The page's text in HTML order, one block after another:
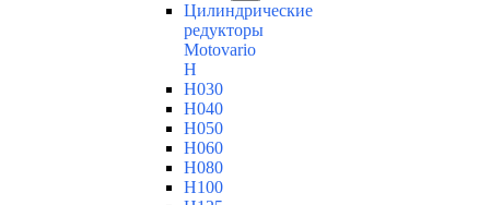
Цилиндрические
редукторы
Motovario
H
H030
H040
H050
H060
H080
H100